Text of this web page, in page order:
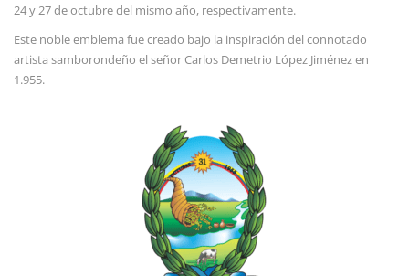
24 y 27 de octubre del mismo año, respectivamente.
Este noble emblema fue creado bajo la inspiración del connotado
artista samborondeño el señor Carlos Demetrio López Jiménez en
1.955.